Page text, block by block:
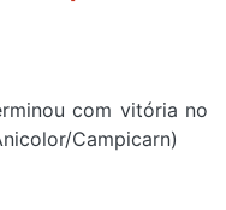
com vitória no
Campicarn)